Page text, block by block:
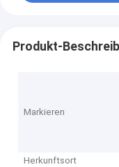
Produkt-
Markieren
Herkunftsort